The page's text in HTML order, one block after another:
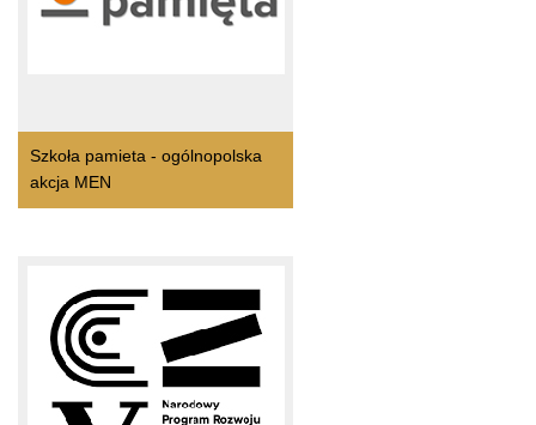
Szkoła pamieta - ogólnopolska
akcja MEN